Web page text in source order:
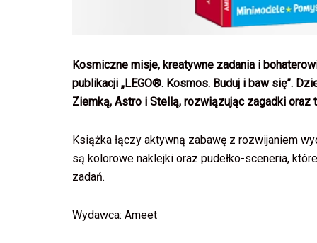
Kosmiczne misje, kreatywne zadania i
publikacji „LEGO®. Kosmos. Buduj i baw się”.
Ziemką, Astro i Stellą, rozwiązując zagadki oraz
Książka łączy aktywną zabawę z rozwijaniem
są kolorowe naklejki oraz pudełko-sceneria,
zadań.
Wydawca: Ameet